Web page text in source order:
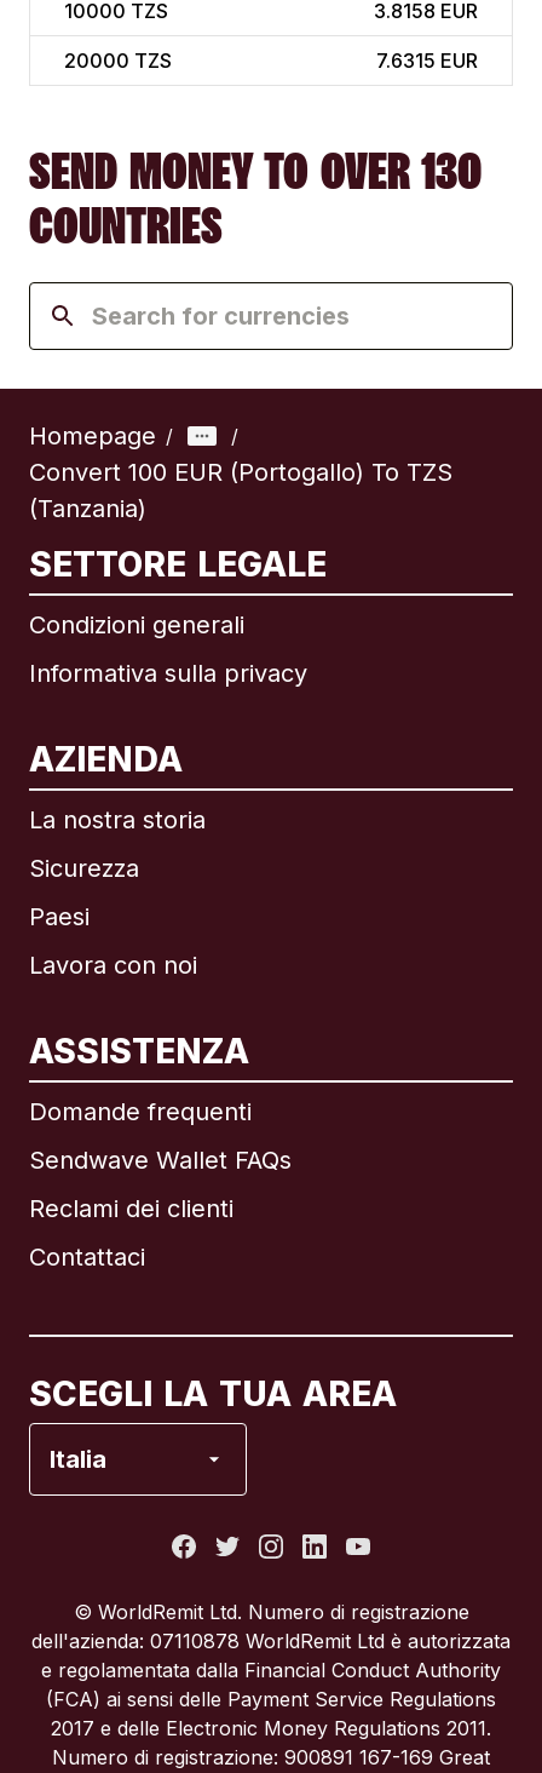
10000 TZS 3.8158 EUR
20000 TZS 7.6315 EUR
SEND MONEY TO OVER 130
COUNTRIES
Homepage / /
Convert 100 EUR (Portogallo) To TZS
(Tanzania)
SETTORE LEGALE
Condizioni generali
Informativa sulla privacy
AZIENDA
La nostra storia
Sicurezza
Paesi
Lavora con noi
ASSISTENZA
Domande frequenti
Sendwave Wallet FAQs
Reclami dei clienti
Contattaci
SCEGLI LA TUA AREA
Italia
Internazionale English
Brasile
Regno Unito
Spagna
© WorldRemit Ltd. Numero di registrazione
dell'azienda: 07110878 WorldRemit Ltd è autorizzata
e regolamentata dalla Financial Conduct Authority
(FCA) ai sensi delle Payment Service Regulations
2017 e delle Electronic Money Regulations 2011.
Numero di registrazione: 900891 167-169 Great